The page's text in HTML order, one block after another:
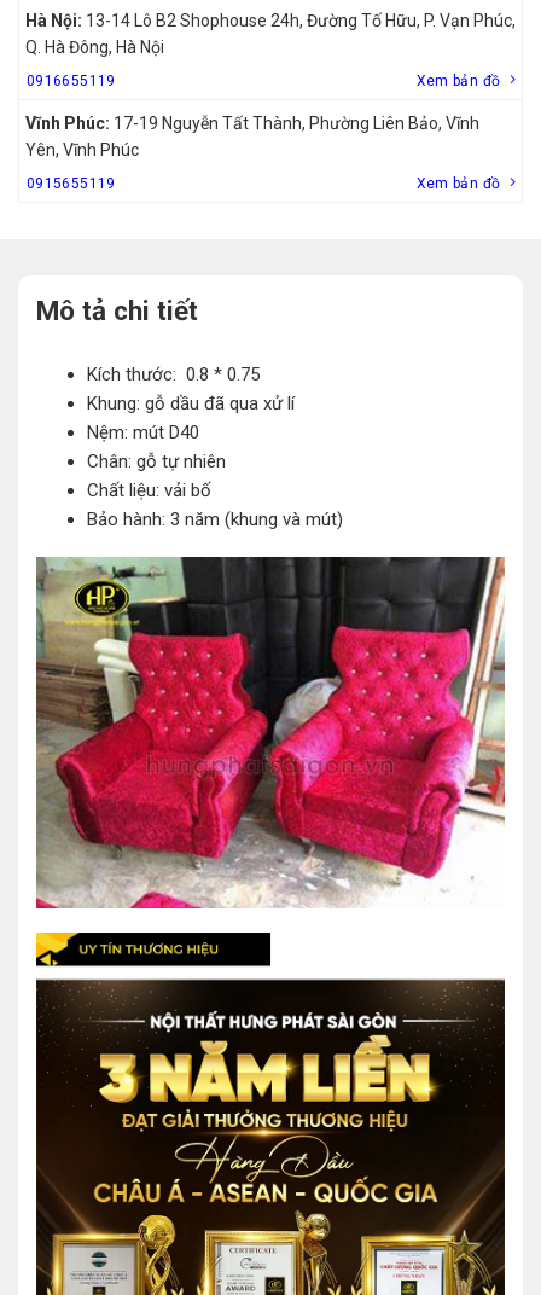
Hà Nội: 13-14 Lô B2 Shophouse 24h, Đường Tố Hữu, P. Vạn Phúc,
Q. Hà Đông, Hà Nội
0916655119 Xem bản đồ
Vĩnh Phúc: 17-19 Nguyễn Tất Thành, Phường Liên Bảo, Vĩnh
Yên, Vĩnh Phúc
0915655119 Xem bản đồ
Mô tả chi tiết
Kích thước: 0.8 * 0.75
Khung: gỗ dầu đã qua xử lí
Nệm: mút D40
Chân: gỗ tự nhiên
Chất liệu: vải bố
Bảo hành: 3 năm (khung và mút)